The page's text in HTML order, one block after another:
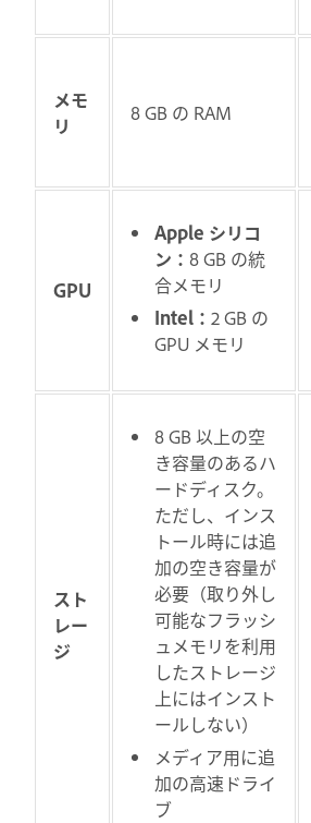
メモ
リ
8 GB の RAM
GPU
Apple シリコ
ン： 8 GB の統
合メモリ
Intel： 2 GB の
GPU メモリ
スト
レー
ジ
8 GB 以上の空
き容量のあるハ
ードディスク。
ただし、インス
トール時には追
加の空き容量が
必要（取り外し
可能なフラッシ
ュメモリを利用
したストレージ
上にはインスト
ールしない）
メディア用に追
加の高速ドライ
ブ